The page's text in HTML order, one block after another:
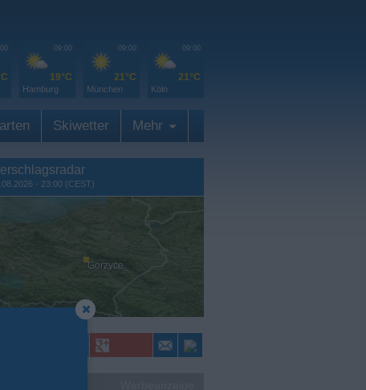
09:00
19°C
Hamburg
09:00
21°C
München
09:00
21°C
Köln
Skiwetter Mehr
- 23:00 (CEST)
Gorzyce